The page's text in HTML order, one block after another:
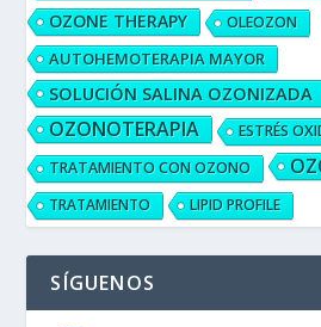
OZONE THERAPY OLEOZON
AUTOHEMOTERAPIA MAYOR
SOLUCIÓN SALINA OZONIZADA
OZONOTERAPIA
ESTRÉS
TRATAMIENTO CON OZONO
TRATAMIENTO LIPID PROFILE
SÍGUENOS